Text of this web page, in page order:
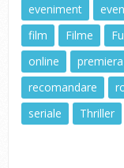
eveniment
film
Filme
online
premiera
recomandare
seriale
Thriller